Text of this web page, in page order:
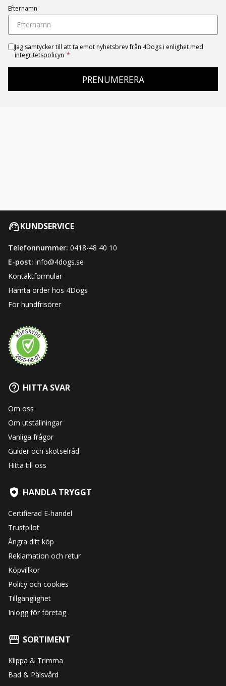
Efternamn
Jag samtycker till att ta emot nyhetsbrev från 4Dogs i enlighet med
integritetspolicyn *
PRENUMERERA
KUNDSERVICE
Telefonnummer: 0418-48 40 10
E-post: info@4dogs.se
Kontaktformulär
Hämta order hos 4Dogs
För hundfrisörer
HITTA SVAR
Om oss
Om utställningar
Vanliga frågor
Guider och skötselråd
Hitta till oss
HANDLA TRYGGT
Certifierad E-handel
Trustpilot
Ångra ditt köp
Reklamation och retur
Köpvillkor
Policy och cookies
Tillgänglighet
Inlogg för företag
SORTIMENT
Klippa & Trimma
Bad & Pälsvård